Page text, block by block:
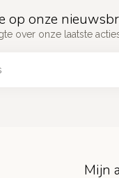
op onze
over onze laatste
Mijn